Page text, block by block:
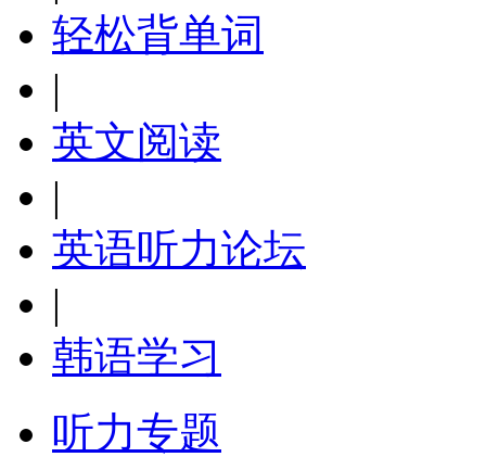
轻松背单词
|
英文阅读
|
英语听力论坛
|
韩语学习
听力专题